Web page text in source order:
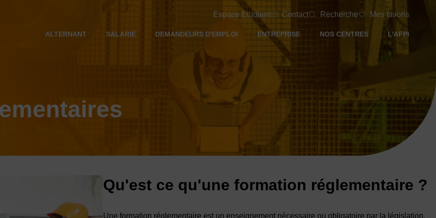
Espace Etudiant Contact Recherche Mes favoris
ALTERNANT SALARIÉ DEMANDEURS D'EMPLOI ENTREPRISE NOS CENTRES L'AFPI
Qu'est ce qu'une formation réglementaire ?
Une formation réglementaire est un enseignement nécessaire ou obligatoire par la législation.